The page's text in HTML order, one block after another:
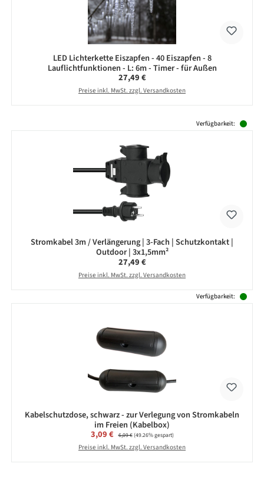
LED Lichterkette Eiszapfen - 40 Eiszapfen - 8
Lauflichtfunktionen - L: 6m - Timer - für Außen
Regulärer Preis:
27,49 €
Preise inkl. MwSt. zzgl. Versandkosten
Verfügbarkeit:
Stromkabel 3m / Verlängerung | 3-Fach | Schutzkontakt |
Outdoor | 3x1,5mm²
Regulärer Preis:
27,49 €
Preise inkl. MwSt. zzgl. Versandkosten
Verfügbarkeit:
Kabelschutzdose, schwarz - zur Verlegung von Stromkabeln
im Freien (Kabelbox)
Verkaufspreis:
3,09 € Regulärer Preis:
6,09 €(49.26% gespart)
Preise inkl. MwSt. zzgl. Versandkosten